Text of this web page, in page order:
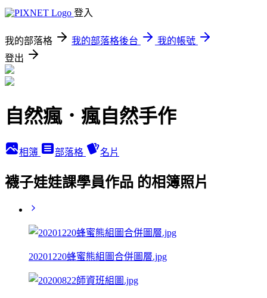
登入
我的部落格 我的部落格後台
我的帳號
登出
自然瘋．瘋自然手作
相簿 部落格 名片
襪子娃娃課學員作品 的相簿照片
20201220蜂蜜熊組圖合併圖層.jpg